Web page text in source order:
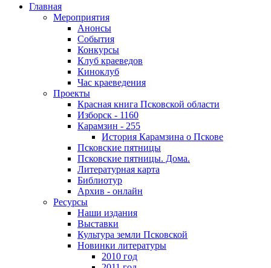
Главная
Мероприятия
Анонсы
События
Конкурсы
Клуб краеведов
Киноклуб
Час краеведения
Проекты
Красная книга Псковской области
Изборск - 1160
Карамзин - 255
История Карамзина о Пскове
Псковские пятницы
Псковские пятницы. Дома.
Литературная карта
Библиотур
Архив - онлайн
Ресурсы
Наши издания
Выставки
Культура земли Псковской
Новинки литературы
2010 год